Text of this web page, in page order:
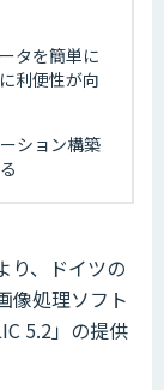
タを簡単に
利便性が向
ション構築
り、ドイツの
像処理ソフト
5.2」の提供